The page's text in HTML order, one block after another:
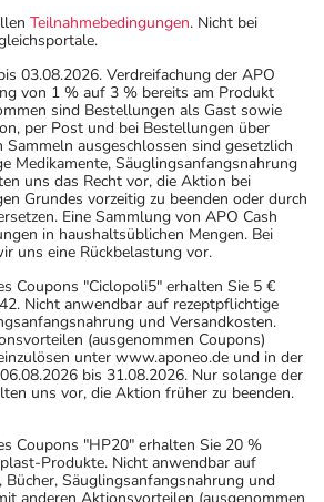
Teilnahmebedingungen. Nicht bei
03.08.2026. Verdreifachung der APO
von 1 % auf 3 % bereits am Produkt
sind Bestellungen als Gast sowie
per Post und bei Bestellungen über
ausgeschlossen sind gesetzlich
Medikamente, Säuglingsanfangsnahrung
uns das Recht vor, die Aktion bei
Grundes vorzeitig zu beenden oder durch
Eine Sammlung von APO Cash
in haushaltsüblichen Mengen. Bei
uns eine Rückbelastung vor.
Coupons "Ciclopoli5" erhalten Sie 5 €
Nicht anwendbar auf rezeptpflichtige
und Versandkosten.
(ausgenommen Coupons)
unter www.aponeo.de und in der
bis 31.08.2026. Nur solange der
uns vor, die Aktion früher zu beenden.
Coupons "HP20" erhalten Sie 20 %
Produkte. Nicht anwendbar auf
Säuglingsanfangsnahrung und